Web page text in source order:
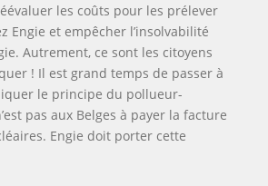
les coûts pour les prélever
Engie et empêcher l’insolvabilité
Autrement, ce sont les citoyens
! Il est grand temps de passer à
le principe du pollueur-
pas aux Belges à payer la facture
Engie doit porter cette